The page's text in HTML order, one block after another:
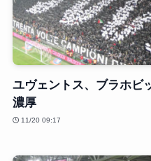
ユヴェントス、ブラホビ
濃厚
11/20 09:17